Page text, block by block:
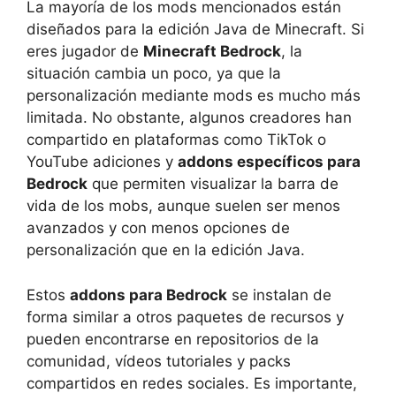
La mayoría de los mods mencionados están
diseñados para la edición Java de Minecraft. Si
eres jugador de Minecraft Bedrock, la
situación cambia un poco, ya que la
personalización mediante mods es mucho más
limitada. No obstante, algunos creadores han
compartido en plataformas como TikTok o
YouTube adiciones y addons específicos para
Bedrock que permiten visualizar la barra de
vida de los mobs, aunque suelen ser menos
avanzados y con menos opciones de
personalización que en la edición Java.
Estos addons para Bedrock se instalan de
forma similar a otros paquetes de recursos y
pueden encontrarse en repositorios de la
comunidad, vídeos tutoriales y packs
compartidos en redes sociales. Es importante,